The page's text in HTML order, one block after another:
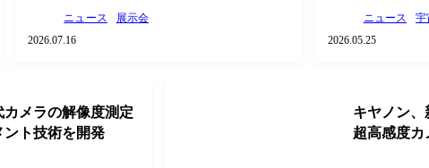
ニュース
展示会
2026.07.16
ニュース 宇
2026.05.25
メラの解像度測定
ント技術を開発
キヤノン、
超高感度